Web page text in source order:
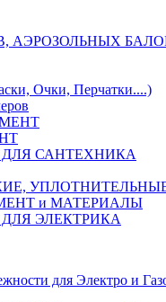
АЭРОЗОЛЬНЫХ
Очки, Перчатки....)
САНТЕХНИКА
и МАТЕРИАЛЫ
ЭЛЕКТРИКА
для Электро и Газо